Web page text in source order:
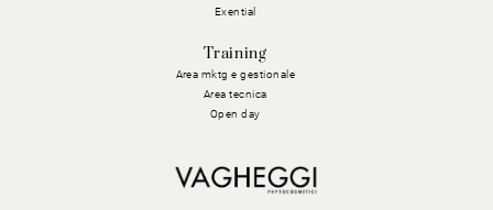
Exential
Training
Area mktg e gestionale
Area tecnica
Open day